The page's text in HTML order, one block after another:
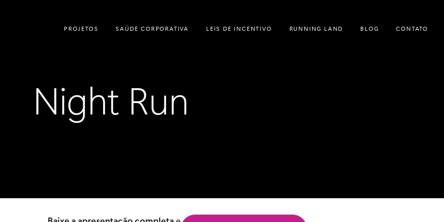
PROJETOS SAÚDE CORPORATIVA LEIS DE INCENTIVO RUNNING LAND BLOG CONTATO
Night Run